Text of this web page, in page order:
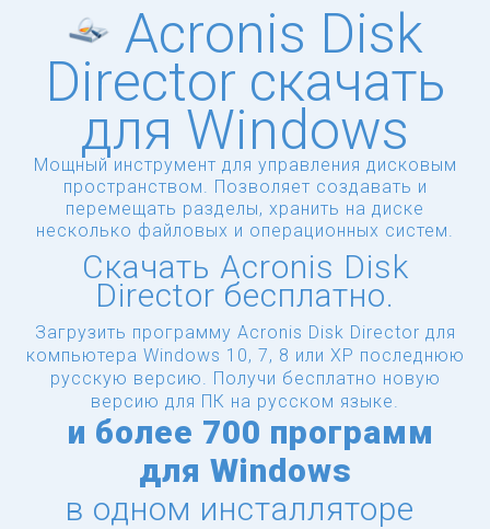
Acronis Disk
Director скачать
для Windows
Мощный инструмент для управления дисковым
пространством. Позволяет создавать и
перемещать разделы, хранить на диске
несколько файловых и операционных систем.
Скачать Acronis Disk
Director бесплатно.
Загрузить программу Acronis Disk Director для
компьютера Windows 10, 7, 8 или XP последнюю
русскую версию.
Получи бесплатно новую
версию для ПК на русском языке.
и более 700 программ
для Windows
в одном инсталляторе